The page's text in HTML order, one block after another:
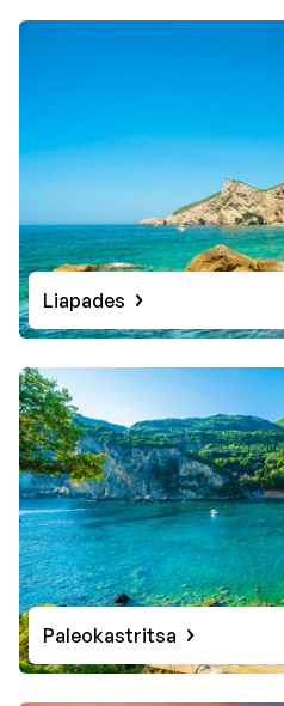
Liapades
Paleokastritsa